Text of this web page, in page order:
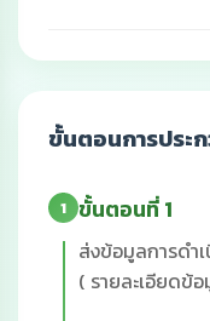
ขั้นตอนการประ
1 ขั้นตอนที่ 1
ส่งข้อมูลการดำ
( รายละเอียดข้